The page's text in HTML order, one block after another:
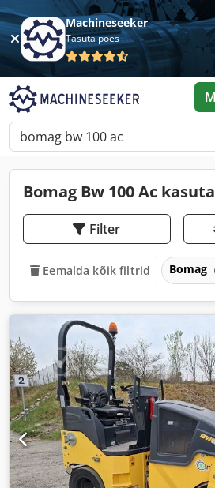
Machineseeker
Tasuta poes
Bomag Bw 100 Ac
Filter
Eemalda kõik filtrid Bomag